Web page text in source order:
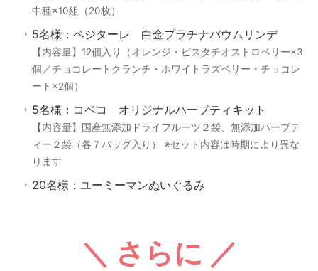
中種×10組（20枚）
5名様：ベジターレ 白金プラチナバウムリンデ
【内容量】12個入り（オレンジ・ピスタチオストロベリー×3
個／チョコレートクランチ・ホワイトラズベリー・チョコレ
ート×2個）
5名様：コペコ オリジナルハーブティキット
【内容量】国産無添加ドライフルーツ２袋、無添加ハーブテ
ィー２袋（各７バッグ入り） ※セット内容は時期により異な
ります
20名様：ユーミーマンぬいぐるみ
＼ さらに ／